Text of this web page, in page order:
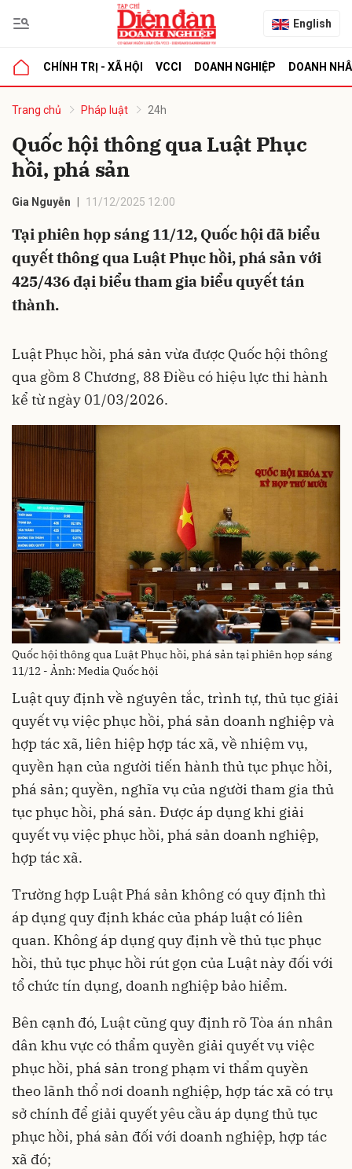
English
CHÍNH TRỊ - XÃ HỘI VCCI DOANH NGHIỆP DOANH
Trang chủ Pháp luật 24h
Quốc hội thông qua Luật Phục
hồi, phá sản
Gia Nguyễn 11/12/2025 12:00
Tại phiên họp sáng 11/12, Quốc hội đã biểu
quyết thông qua Luật Phục hồi, phá sản với
425/436 đại biểu tham gia biểu quyết tán
thành.
Luật Phục hồi, phá sản vừa được Quốc hội thông
qua gồm 8 Chương, 88 Điều có hiệu lực thi hành
kể từ ngày 01/03/2026.
Quốc hội thông qua Luật Phục hồi, phá sản tại phiên họp sáng
11/12 - Ảnh: Media Quốc hội
Luật quy định về nguyên tắc, trình tự, thủ tục giải
quyết vụ việc phục hồi, phá sản doanh nghiệp và
hợp tác xã, liên hiệp hợp tác xã, về nhiệm vụ,
quyền hạn của người tiến hành thủ tục phục hồi,
phá sản; quyền, nghĩa vụ của người tham gia thủ
tục phục hồi, phá sản. Được áp dụng khi giải
quyết vụ việc phục hồi, phá sản doanh nghiệp,
hợp tác xã.
Trường hợp Luật Phá sản không có quy định thì
áp dụng quy định khác của pháp luật có liên
quan. Không áp dụng quy định về thủ tục phục
hồi, thủ tục phục hồi rút gọn của Luật này đối với
tổ chức tín dụng, doanh nghiệp bảo hiểm.
Bên cạnh đó, Luật cũng quy định rõ Tòa án nhân
dân khu vực có thẩm quyền giải quyết vụ việc
phục hồi, phá sản trong phạm vi thẩm quyền
theo lãnh thổ nơi doanh nghiệp, hợp tác xã có trụ
sở chính để giải quyết yêu cầu áp dụng thủ tục
phục hồi, phá sản đối với doanh nghiệp, hợp tác
xã đó;
luận
Hủy